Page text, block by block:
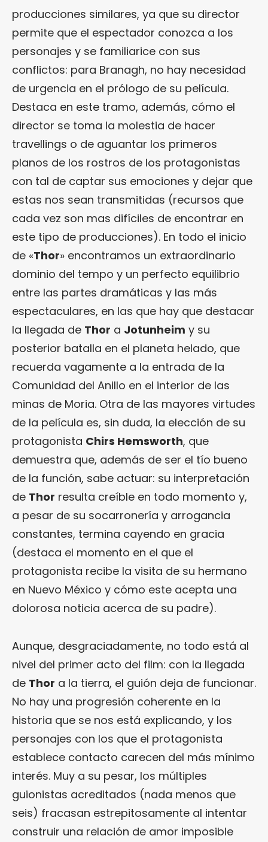
producciones similares, ya que su director
permite que el espectador conozca a los
personajes y se familiarice con sus
conflictos: para Branagh, no hay necesidad
de urgencia en el prólogo de su película.
Destaca en este tramo, además, cómo el
director se toma la molestia de hacer
travellings o de aguantar los primeros
planos de los rostros de los protagonistas
con tal de captar sus emociones y dejar que
estas nos sean transmitidas (recursos que
cada vez son mas difíciles de encontrar en
este tipo de producciones). En todo el inicio
de «Thor» encontramos un extraordinario
dominio del tempo y un perfecto equilibrio
entre las partes dramáticas y las más
espectaculares, en las que hay que destacar
la llegada de Thor a Jotunheim y su
posterior batalla en el planeta helado, que
recuerda vagamente a la entrada de la
Comunidad del Anillo en el interior de las
minas de Moria. Otra de las mayores virtudes
de la película es, sin duda, la elección de su
protagonista Chirs Hemsworth, que
demuestra que, además de ser el tío bueno
de la función, sabe actuar: su interpretación
de Thor resulta creíble en todo momento y,
a pesar de su socarronería y arrogancia
constantes, termina cayendo en gracia
(destaca el momento en el que el
protagonista recibe la visita de su hermano
en Nuevo México y cómo este acepta una
dolorosa noticia acerca de su padre).
Aunque, desgraciadamente, no todo está al
nivel del primer acto del film: con la llegada
de Thor a la tierra, el guión deja de funcionar.
No hay una progresión coherente en la
historia que se nos está explicando, y los
personajes con los que el protagonista
establece contacto carecen del más mínimo
interés. Muy a su pesar, los múltiples
guionistas acreditados (nada menos que
seis) fracasan estrepitosamente al intentar
construir una relación de amor imposible